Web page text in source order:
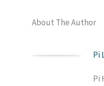
About The Author
Pi
Pi